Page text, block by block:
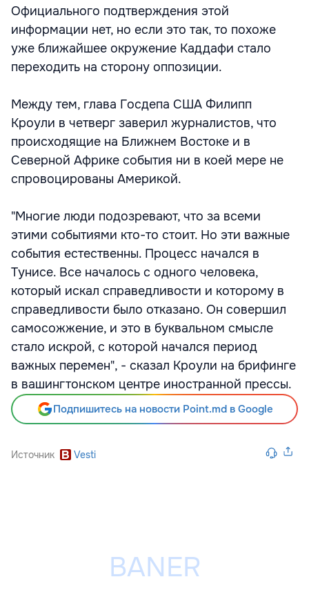
Официального подтверждения этой
информации нет, но если это так, то похоже
уже ближайшее окружение Каддафи стало
переходить на сторону оппозиции.
Между тем, глава Госдепа США Филипп
Кроули в четверг заверил журналистов, что
происходящие на Ближнем Востоке и в
Северной Африке события ни в коей мере не
спровоцированы Америкой.
"Многие люди подозревают, что за всеми
этими событиями кто-то стоит. Но эти важные
события естественны. Процесс начался в
Тунисе. Все началось с одного человека,
который искал справедливости и которому в
справедливости было отказано. Он совершил
самосожжение, и это в буквальном смысле
стало искрой, с которой начался период
важных перемен", - сказал Кроули на брифинге
в вашингтонском центре иностранной прессы.
Подпишитесь на новости Point.md в Google
Источник Vesti